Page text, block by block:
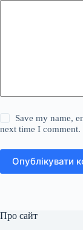
Save my name,
next time I comment.
Опублікувати
Про сайт